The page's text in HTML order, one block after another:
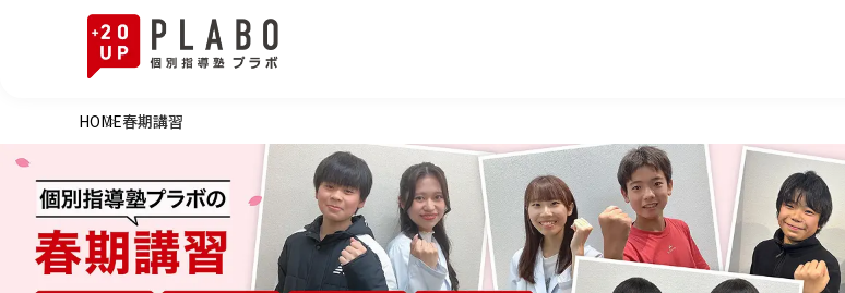
HOME春期講習